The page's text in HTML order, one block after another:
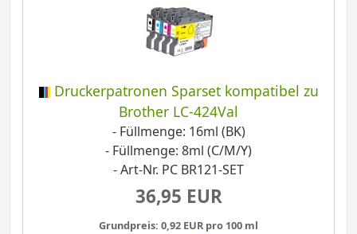
Druckerpatronen Sparset kompatibel zu
Brother LC-424Val
- Füllmenge: 16ml (BK)
- Füllmenge: 8ml (C/M/Y)
- Art-Nr. PC BR121-SET
36,95 EUR
Grundpreis: 0,92 EUR pro 100 ml